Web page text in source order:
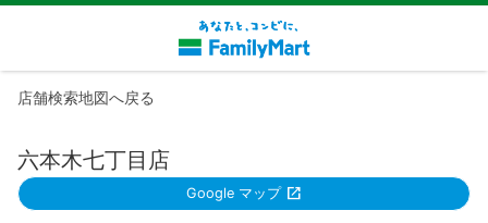
店舗検索地図へ戻る
六本木七丁目店
Google マップ